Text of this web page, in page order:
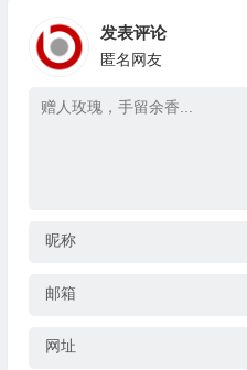
发表评论
匿名网友
昵称
邮箱
网址